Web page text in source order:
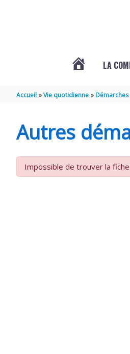
LA
Accueil Vie quotidienne Démarches
Autres
Impossible de trouver la